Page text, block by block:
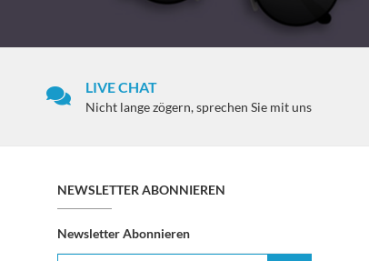
LIVE CHAT
Nicht lange zögern, sprechen Sie mit uns
NEWSLETTER ABONNIEREN
Newsletter Abonnieren